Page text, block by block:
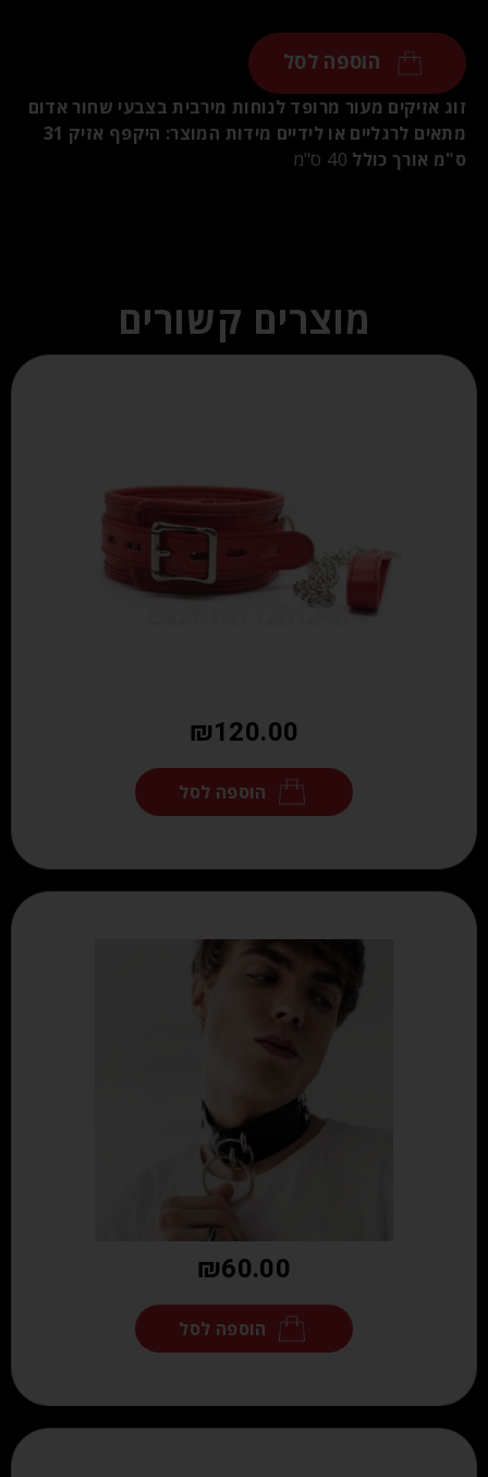
הוספה לסל
זוג אזיקים מעור מרופד לנוחות מירבית בצבעי שחור אדום
מתאים לרגליים או לידיים מידות המוצר:
היקפף אזיק 31
ס"מ אורך כולל 40 ס"מ
מוצרים קשורים
₪120.00
הוספה לסל
₪60.00
הוספה לסל